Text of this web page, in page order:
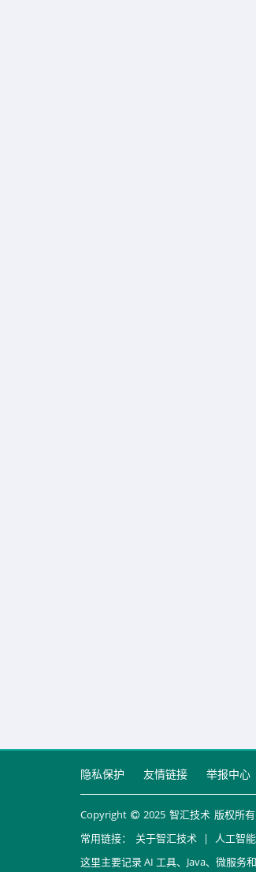
隐私保护 友情链接 举报中心
Copyright 2025 智汇技术 版权所
常用链接：
关于智汇技术 | 人工智能
这里主要记录 AI 工具、Java、微服务